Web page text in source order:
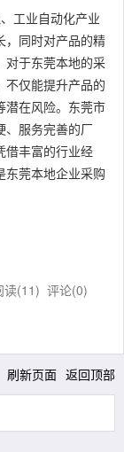
工业自动化产业
，同时对产品的精
对于东莞本地的采
不仅能提升产品的
潜在风险。东莞市
、服务完善的厂
借丰富的行业经
东莞本地企业采购
读(11) 评论(0)
刷新页面 返回顶部